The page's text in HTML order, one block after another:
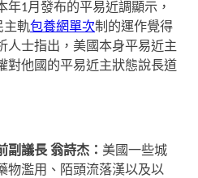
年1月發布的平易近調顯示，
主軌包養網單次制的運作覺得
人士指出，美國本身平易近主
對他國的平易近主狀態說長道
副議長 翁詩杰： 美國一些城
物濫用、陌頭流落漢以及以